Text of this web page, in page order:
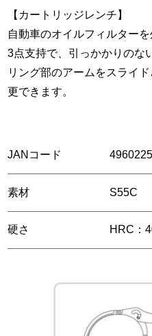
【カートリッジレンチ】
自動車のオイルフィルターを
3点支持で、引っかかりのな
リング部のアームをスライ
更できます。
JANコード
素材 S55C
硬さ HRC：